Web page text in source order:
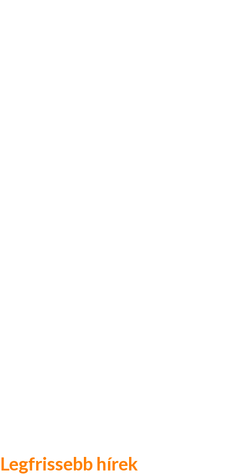
Legfrissebb hírek